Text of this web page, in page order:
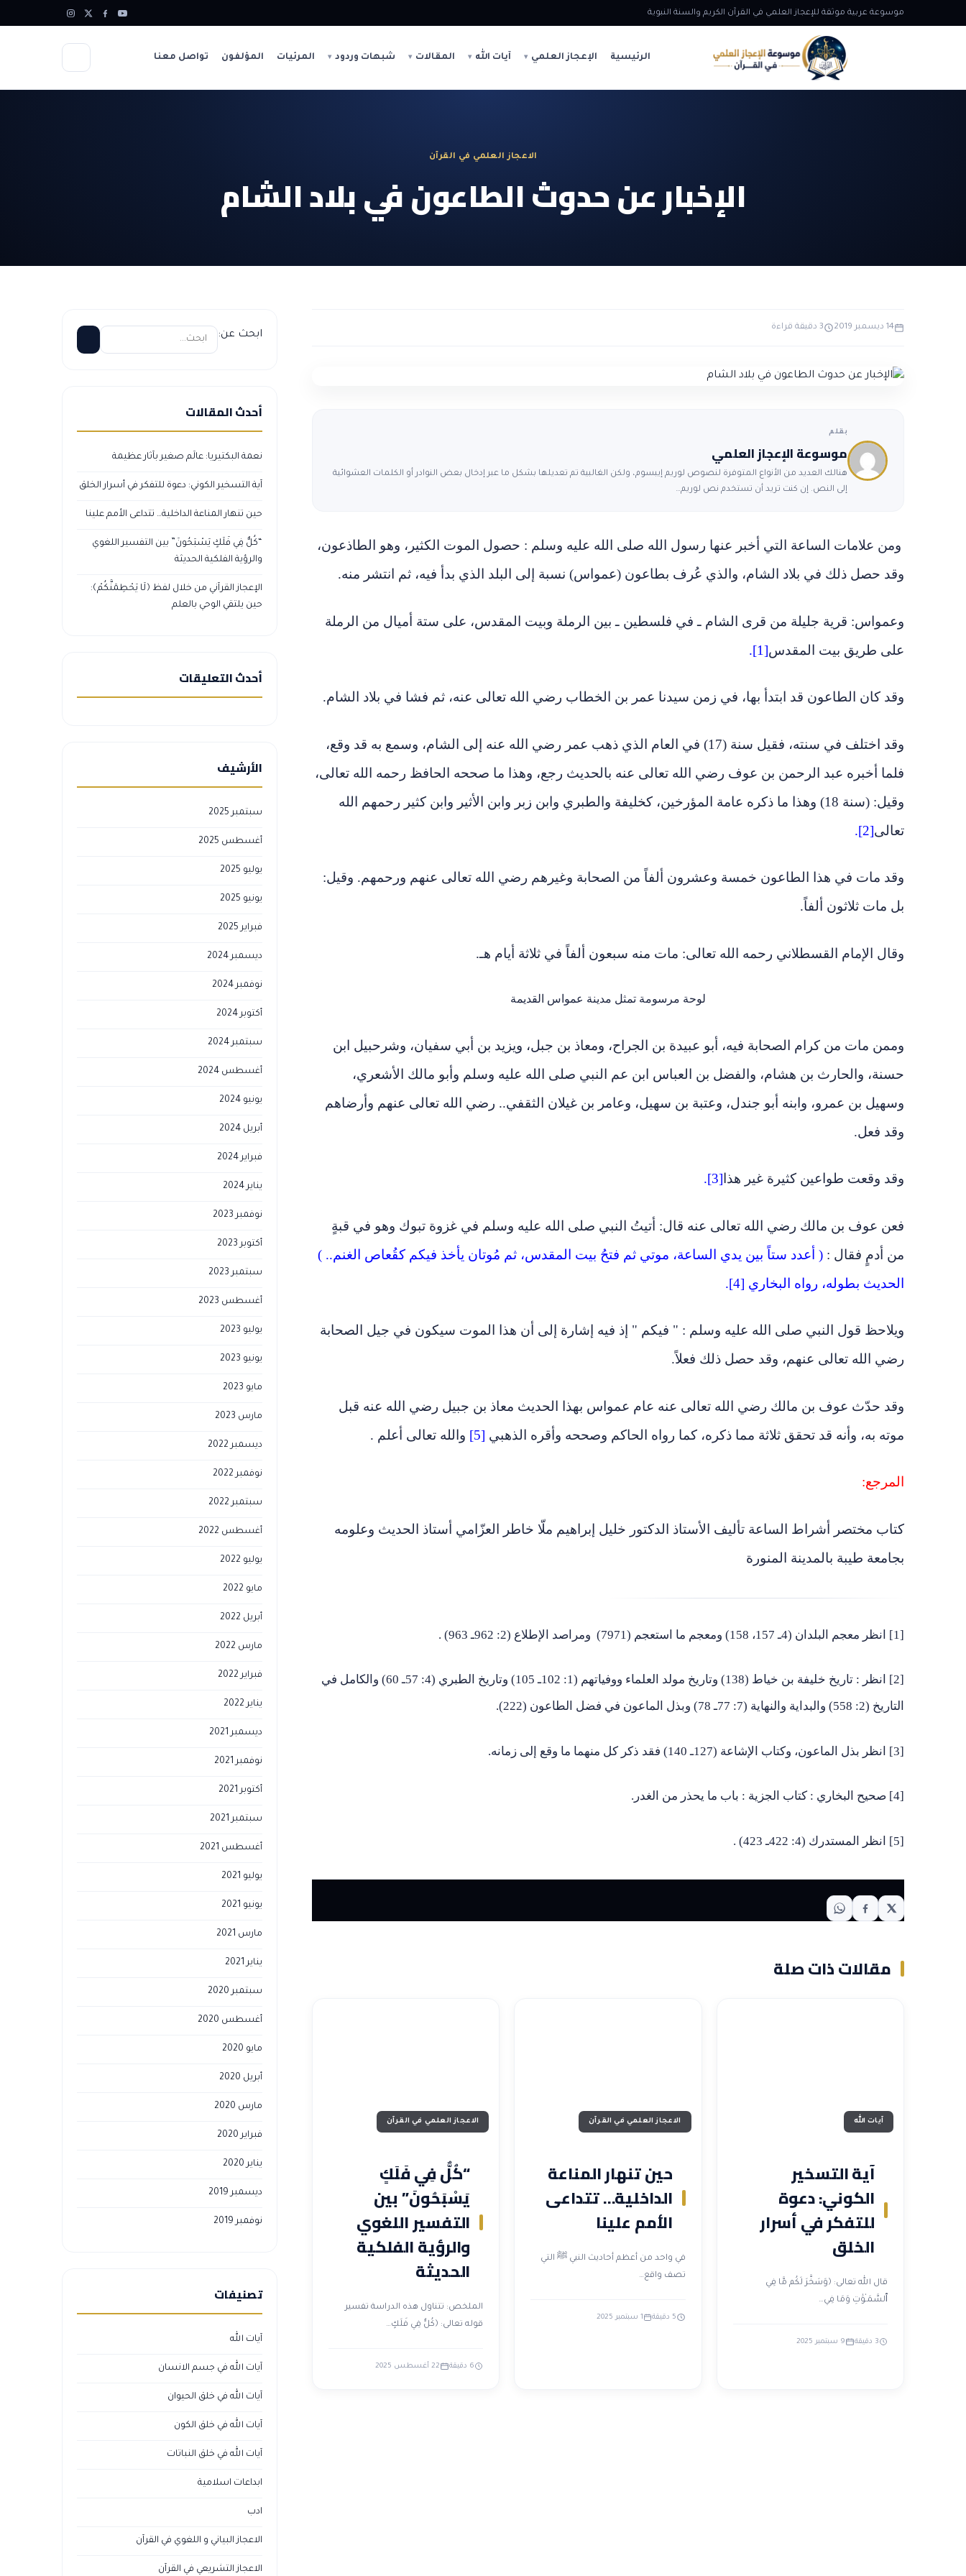
موسوعة عربية موثقة للإعجاز العلمي في القرآن الكريم والسنة النبوية
الرئيسية الإعجاز العلمي آيات الله المقالات شبهات وردود المرئيات المؤلفون تواصل معنا
الاعجاز العلمي في القرآن
الإخبار عن حدوث الطاعون في بلاد الشام
14 ديسمبر 2019 3 دقيقة قراءة
بقلم
موسوعة الإعجاز العلمي
هنالك العديد من الأنواع المتوفرة لنصوص لوريم إيبسوم، ولكن الغالبية تم تعديلها بشكل ما عبر إدخال بعض النوادر أو الكلمات العشوائية
إلى النص. إن كنت تريد أن تستخدم نص لوريم…
ومن علامات الساعة التي أخبر عنها رسول الله صلى الله عليه وسلم : حصول الموت الكثير، وهو الطاذعون،
وقد حصل ذلك في بلاد الشام، والذي عُرف بطاعون (عمواس) نسبة إلى البلد الذي بدأ فيه، ثم انتشر منه.
وعمواس: قرية جليلة من قرى الشام ـ في فلسطين ـ بين الرملة وبيت المقدس، على ستة أميال من الرملة
على طريق بيت المقدس[1].
وقد كان الطاعون قد ابتدأ بها، في زمن سيدنا عمر بن الخطاب رضي الله تعالى عنه، ثم فشا في بلاد الشام.
وقد اختلف في سنته، فقيل سنة (17) في العام الذي ذهب عمر رضي الله عنه إلى الشام، وسمع به قد وقع،
فلما أخبره عبد الرحمن بن عوف رضي الله تعالى عنه بالحديث رجع، وهذا ما صححه الحافظ رحمه الله تعالى،
وقيل: (سنة 18) وهذا ما ذكره عامة المؤرخين، كخليفة والطبري وابن زبر وابن الأثير وابن كثير رحمهم الله
تعالى[2].
وقد مات في هذا الطاعون خمسة وعشرون ألفاً من الصحابة وغيرهم رضي الله تعالى عنهم ورحمهم. وقيل:
بل مات ثلاثون ألفاً.
وقال الإمام القسطلاني رحمه الله تعالى: مات منه سبعون ألفاً في ثلاثة أيام هـ.
لوحة مرسومة تمثل مدينة عمواس القديمة
وممن مات من كرام الصحابة فيه، أبو عبيدة بن الجراح، ومعاذ بن جبل، ويزيد بن أبي سفيان، وشرحبيل ابن
حسنة، والحارث بن هشام، والفضل بن العباس ابن عم النبي صلى الله عليه وسلم وأبو مالك الأشعري،
وسهيل بن عمرو، وابنه أبو جندل، وعتبة بن سهيل، وعامر بن غيلان الثقفي.. رضي الله تعالى عنهم وأرضاهم
وقد فعل.
وقد وقعت طواعين كثيرة غير هذا [3].
فعن عوف بن مالك رضي الله تعالى عنه قال: أتيتُ النبي صلى الله عليه وسلم في غزوة تبوك وهو في قبةٍ
من أدمٍ فقال : ( أعدد ستاً بين يدي الساعة، موتي ثم فتحُ بيت المقدس، ثم مُوتان يأخذ فيكم كقُعاص الغنم.. )
الحديث بطوله، رواه البخاري [4].
ويلاحظ قول النبي صلى الله عليه وسلم : " فيكم " إذ فيه إشارة إلى أن هذا الموت سيكون في جيل الصحابة
رضي الله تعالى عنهم، وقد حصل ذلك فعلاً.
وقد حدّث عوف بن مالك رضي الله تعالى عنه عام عمواس بهذا الحديث معاذ بن جبيل رضي الله عنه قبل
موته به، وأنه قد تحقق ثلاثة مما ذكره، كما رواه الحاكم وصححه وأقره الذهبي [5] والله تعالى أعلم .
المرجع:
كتاب مختصر أشراط الساعة تأليف الأستاذ الدكتور خليل إبراهيم ملّا خاطر العزّامي أستاذ الحديث وعلومه
بجامعة طيبة بالمدينة المنورة
[1] انظر معجم البلدان (4ـ 157، 158) ومعجم ما استعجم (7971) ومراصد الإطلاع (2: 962ـ 963) .
[2] انظر : تاريخ خليفة بن خياط (138) وتاريخ مولد العلماء ووفياتهم (1: 102ـ 105) وتاريخ الطبري (4: 57ـ 60) والكامل في
التاريخ (2: 558) والبداية والنهاية (7: 77ـ 78) وبذل الماعون في فضل الطاعون (222).
[3] انظر بذل الماعون، وكتاب الإشاعة (127ـ 140) فقد ذكر كل منهما ما وقع إلى زمانه.
[4] صحيح البخاري : كتاب الجزية : باب ما يحذر من الغدر.
[5] انظر المستدرك (4: 422ـ 423) .
مقالات ذات صلة
آيات الله
آية التسخير
الكوني: دعوة
للتفكر في أسرار
الخلق
قال الله تعالى: ﴿وَسَخَّرَ لَكُم مَّا فِي
ٱلسَّمَـٰوَٰتِ وَمَا فِي…
3 دقيقة 9 سبتمبر 2025
الاعجاز العلمي في القرآن
حين تنهار المناعة
الداخلية… تتداعى
الأمم علينا
في واحد من أعظم أحاديث النبي ﷺ التي
تصف واقع…
5 دقيقة 1 سبتمبر 2025
الاعجاز العلمي في القرآن
“كُلٌّ فِي فَلَكٍ
يَسْبَحُونَ” بين
التفسير اللغوي
والرؤية الفلكية
الحديثة
الملخص: تتناول هذه الدراسة تفسير
قوله تعالى: ﴿كُلٌّ فِي فَلَكٍ…
6 دقيقة 22 أغسطس 2025
ابحث عن:
أحدث المقالات
نعمة البكتيريا: عالَم صغير بآثار عظيمة
آية التسخير الكوني: دعوة للتفكر في أسرار الخلق
حين تنهار المناعة الداخلية… تتداعى الأمم علينا
“كُلٌّ فِي فَلَكٍ يَسْبَحُونَ” بين التفسير اللغوي
والرؤية الفلكية الحديثة
الإعجاز القرآني من خلال لفظ ﴿لَا يَحْطِمَنَّكُمْ﴾:
حين يلتقي الوحي بالعلم
أحدث التعليقات
الأرشيف
سبتمبر 2025
أغسطس 2025
يوليو 2025
يونيو 2025
فبراير 2025
ديسمبر 2024
نوفمبر 2024
أكتوبر 2024
سبتمبر 2024
أغسطس 2024
يونيو 2024
أبريل 2024
فبراير 2024
يناير 2024
نوفمبر 2023
أكتوبر 2023
سبتمبر 2023
أغسطس 2023
يوليو 2023
يونيو 2023
مايو 2023
مارس 2023
ديسمبر 2022
نوفمبر 2022
سبتمبر 2022
أغسطس 2022
يوليو 2022
مايو 2022
أبريل 2022
مارس 2022
فبراير 2022
يناير 2022
ديسمبر 2021
نوفمبر 2021
أكتوبر 2021
سبتمبر 2021
أغسطس 2021
يوليو 2021
يونيو 2021
مارس 2021
يناير 2021
سبتمبر 2020
أغسطس 2020
مايو 2020
أبريل 2020
مارس 2020
فبراير 2020
يناير 2020
ديسمبر 2019
نوفمبر 2019
تصنيفات
آيات الله
آيات الله في جسم الانسان
آيات الله في خلق الحيوان
آيات الله في خلق الكون
آيات الله في خلق النباتات
ابداعات اسلامية
ادب
الاعجاز البياني و اللغوي في القرآن
الاعجاز التشريعي في القرآن